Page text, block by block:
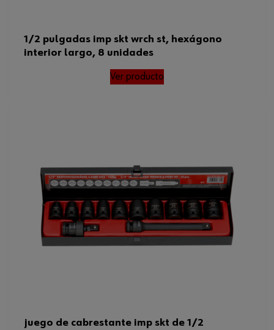
1/2 pulgadas imp skt wrch st, hexágono
interior largo, 8 unidades
Ver producto
juego de cabrestante imp skt de 1/2